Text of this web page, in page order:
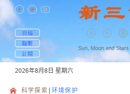
投稿
聯繫
訂閱
Sun, Moon and Stars
2026年8月8日 星期六
科学探索 环境保护